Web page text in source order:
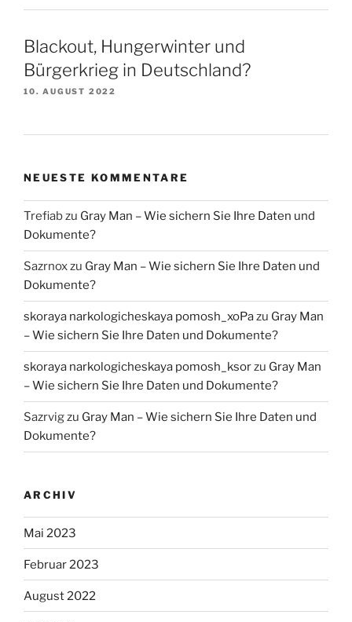
Blackout, Hungerwinter und
Bürgerkrieg in Deutschland?
10. AUGUST 2022
NEUESTE KOMMENTARE
Trefiabzu Gray Man – Wie sichern Sie Ihre Daten und
Dokumente?
Sazrnoxzu Gray Man – Wie sichern Sie Ihre Daten und
Dokumente?
skoraya narkologicheskaya pomosh_xoPazu Gray Man
– Wie sichern Sie Ihre Daten und Dokumente?
skoraya narkologicheskaya pomosh_ksorzu Gray Man
– Wie sichern Sie Ihre Daten und Dokumente?
Sazrvigzu Gray Man – Wie sichern Sie Ihre Daten und
Dokumente?
ARCHIV
Mai 2023
Februar 2023
August 2022